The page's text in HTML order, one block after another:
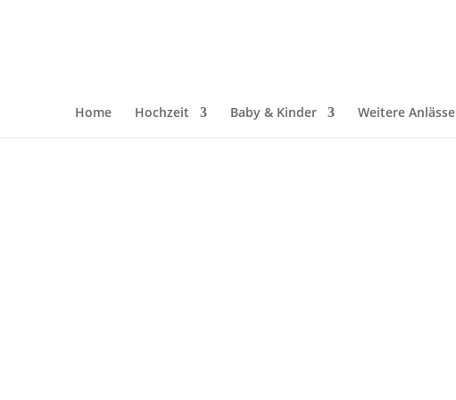
Home Hochzeit Baby & Kinder Weitere Anlässe